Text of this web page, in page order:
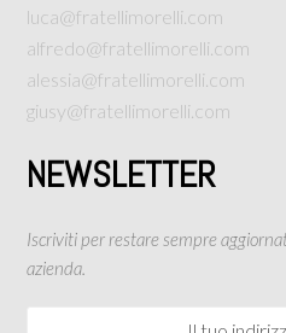
luca@fratellimorelli.com
alfredo@fratellimorelli.com
alessia@fratellimorelli.com
giusy@fratellimorelli.com
NEWSLETTER
Iscriviti per restare sempre
azienda.